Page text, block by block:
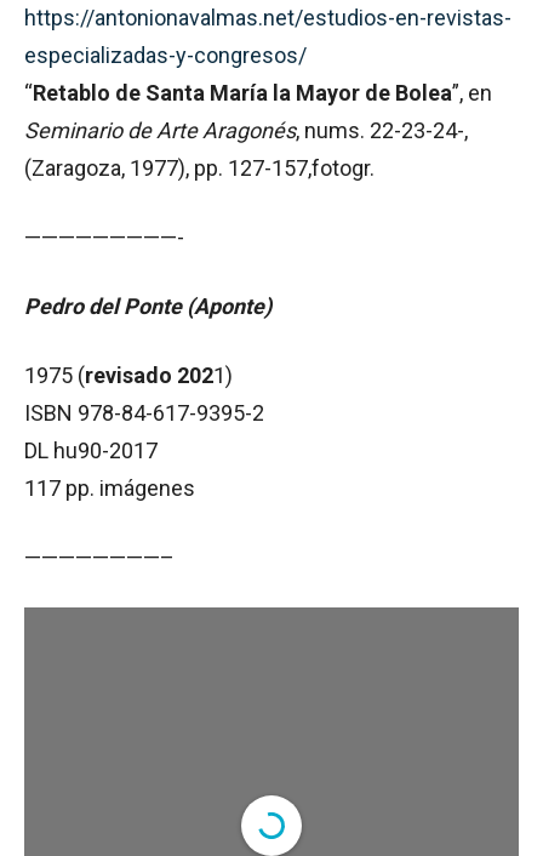
https://antonionavalmas.net/estudios-en-revistas-
especializadas-y-congresos/
“Retablo de Santa María la Mayor de Bolea”, en
Seminario de Arte Aragonés, nums. 22-23-24-,
(Zaragoza, 1977), pp. 127-157,fotogr.
—————————-
Pedro del Ponte (Aponte)
1975 (revisado 2021)
ISBN 978-84-617-9395-2
DL hu90-2017
117 pp. imágenes
————————–